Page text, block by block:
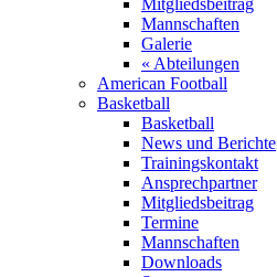
Mitgliedsbeitrag
Mannschaften
Galerie
« Abteilungen
American Football
Basketball
Basketball
News und Berichte
Trainingskontakt
Ansprechpartner
Mitgliedsbeitrag
Termine
Mannschaften
Downloads